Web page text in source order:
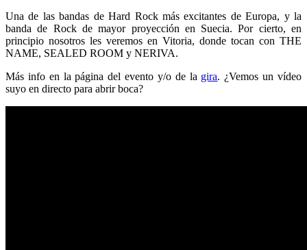
Una de las bandas de Hard Rock más excitantes de Europa, y la
banda de Rock de mayor proyección en Suecia. Por cierto, en
principio nosotros les veremos en Vitoria, donde tocan con THE
NAME, SEALED ROOM y NERIVA.
Más info en la página del evento y/o de la gira. ¿Vemos un vídeo
suyo en directo para abrir boca?